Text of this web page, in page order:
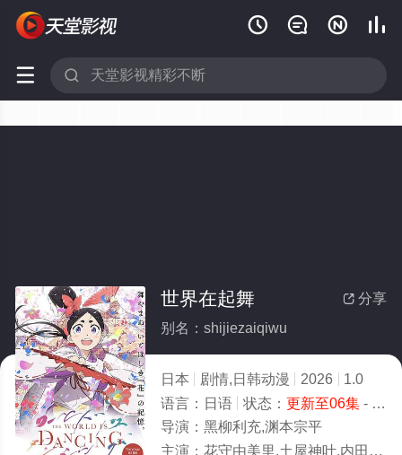
   
 
 分享
世界在起舞
别名：shijiezaiqiwu
日本 剧情,日韩动漫 2026
1.0
语言： 日语 状态： 更新至06集- 免费在线观看
导演： 黑柳利充,渊本宗平
主演： 花守由美里,土屋神叶,内田真礼,朴璐美,樱井孝宏,Takahiro,Sakurai,小西克幸,Katsuyuki,Konishi,飞田展男,能登麻美子,Ma